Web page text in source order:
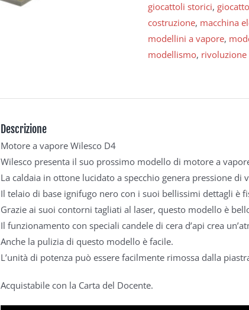
giocattoli storici,
costruzione, macchina
modellini a vapore,
modellismo,
Descrizione
Motore a vapore Wilesco D4
Wilesco presenta il suo prossimo modello di motore a
La caldaia in ottone lucidato a specchio genera pressione
Il telaio di base ignifugo nero con i suoi bellissimi dettagli è
Grazie ai suoi contorni tagliati al laser, questo modello è
Il funzionamento con speciali candele di cera d’api crea
Anche la pulizia di questo modello è facile.
L’unità di potenza può essere facilmente rimossa dalla
Acquistabile con la Carta del Docente.